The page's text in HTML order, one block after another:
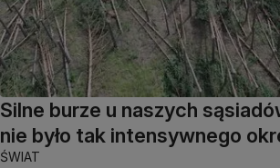
Silne burze u naszych
nie było tak intensywnego
ŚWIAT